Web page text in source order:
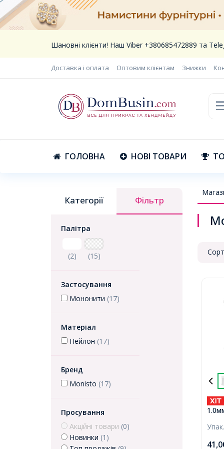
Шановні клієнти! Наш Viber +380685472889 та
Доставка і оплата Оптовим клієнтам Знижки
ГОЛОВНА НОВІ ТОВАРИ
Категорії Фільтр
Палітра
(2) (15)
Застосування
Мононити (17)
Матеріал
Нейлон (17)
Бренд
Monisto (17)
Просування
Акційні товари (0)
Новинки (1)